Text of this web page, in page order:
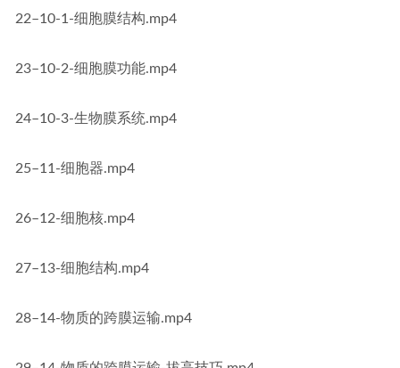
22–10-1-细胞膜结构.mp4
23–10-2-细胞膜功能.mp4
24–10-3-生物膜系统.mp4
25–11-细胞器.mp4
26–12-细胞核.mp4
27–13-细胞结构.mp4
28–14-物质的跨膜运输.mp4